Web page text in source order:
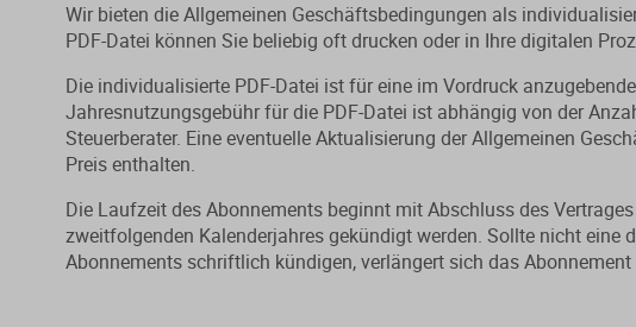
Wir bieten die Allgemeinen Geschäftsbedingungen als
PDF-Datei können Sie beliebig oft drucken oder in Ihre digitalen
Die individualisierte PDF-Datei ist für eine im Vordruck
Jahresnutzungsgebühr für die PDF-Datei ist abhängig von der
Steuerberater. Eine eventuelle Aktualisierung der Allgemeinen
Preis enthalten.
Die Laufzeit des Abonnements beginnt mit Abschluss des
zweitfolgenden Kalenderjahres gekündigt werden. Sollte nicht eine
Abonnements schriftlich kündigen, verlängert sich das